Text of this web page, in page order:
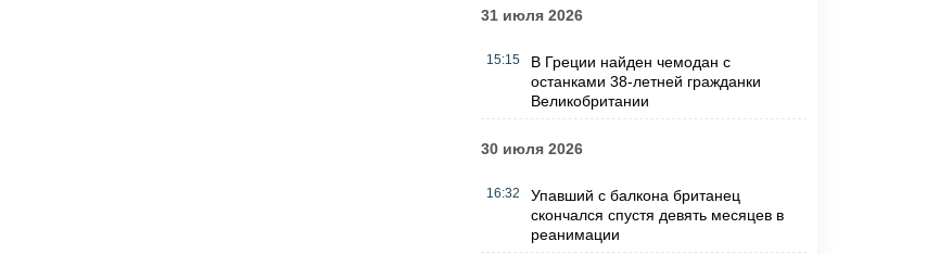
31 июля 2026
15:15
В Греции найден чемодан с
останками 38-летней гражданки
Великобритании
30 июля 2026
16:32
Упавший с балкона британец
скончался спустя девять месяцев в
реанимации